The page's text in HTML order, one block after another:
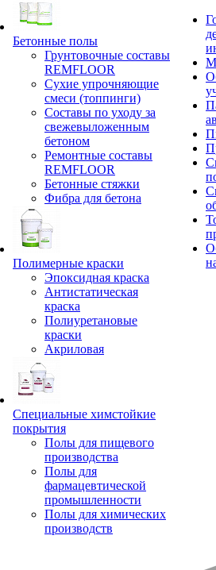
Бетонные полы
Грунтовочные составы
REMFLOOR
Сухие упрочняющие
смеси (топпинги)
Составы по уходу за
свежевыложенным
бетоном
Ремонтные составы
REMFLOOR
Бетонные стяжки
Фибра для бетона
Полимерные краски
Эпоксидная краска
Антистатическая
краска
Полиуретановые
краски
Акриловая
Специальные химстойкие
покрытия
Полы для пищевого
производства
Полы для
фармацевтической
промышленности
Полы для химических
производств